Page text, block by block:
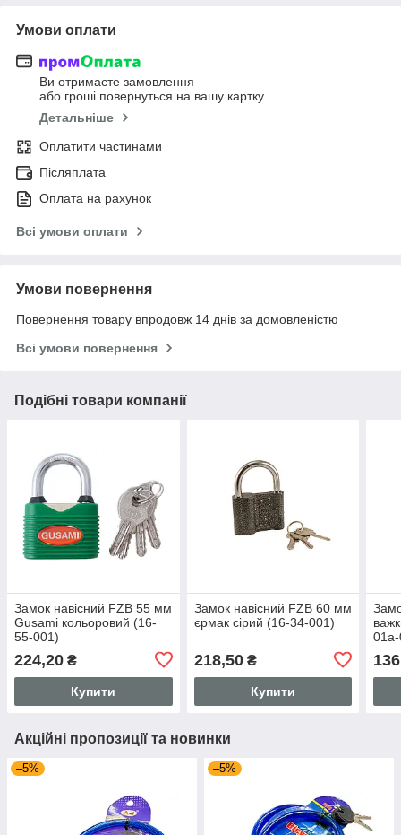
Умови оплати
Ви отримаєте замовлення
або гроші повернуться на вашу картку
Детальніше
Оплатити частинами
Післяплата
Оплата на рахунок
Всі умови оплати
Умови повернення
Повернення товару впродовж 14 днів за домовленістю
Всі умови повернення
Подібні товари компанії
Замок навісний FZB 55 мм
Gusami кольоровий (16-
55-001)
224,20 ₴
Купити
Замок навісний FZB 60 мм
єрмак сірий (16-34-001)
218,50₴
Купити
Акційні пропозиції та новинки
–5% –5%